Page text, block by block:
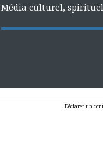
Média culturel,
Déclarer un